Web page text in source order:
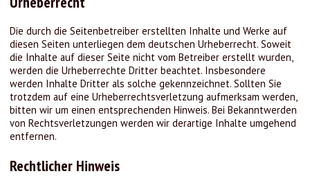
Die durch die Seitenbetreiber erstellten Inhalte und Werke auf
diesen Seiten unterliegen dem deutschen Urheberrecht. Soweit
die Inhalte auf dieser Seite nicht vom Betreiber erstellt wurden,
werden die Urheberrechte Dritter beachtet. Insbesondere
werden Inhalte Dritter als solche gekennzeichnet. Sollten Sie
trotzdem auf eine Urheberrechtsverletzung aufmerksam werden,
bitten wir um einen entsprechenden Hinweis. Bei Bekanntwerden
von Rechtsverletzungen werden wir derartige Inhalte umgehend
entfernen.
Rechtlicher Hinweis